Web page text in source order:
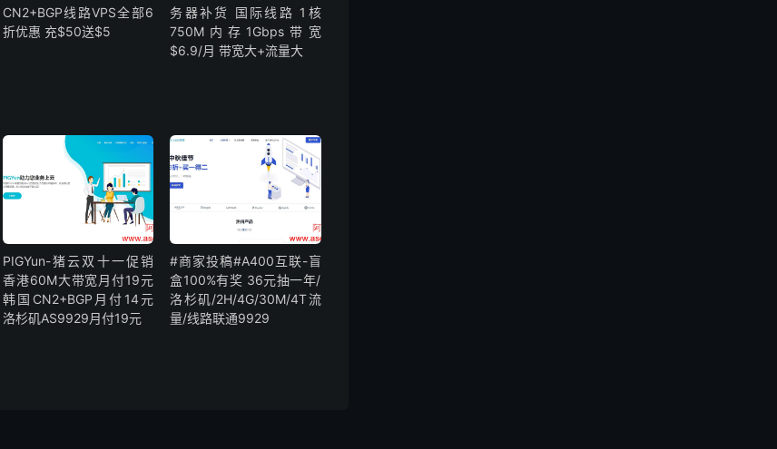
CN2+BGP线路VPS全部6
折优惠 充$50送$5
务器补货 国际线路 1核
750M内存1Gbps带宽
$6.9/月 带宽大+流量大
PIGYun-猪云双十一促销
香港60M大带宽月付19元
韩国CN2+BGP月付14元
洛杉矶AS9929月付19元
#商家投稿#A400互联-盲
盒100%有奖 36元抽一年/
洛杉矶/2H/4G/30M/4T流
量/线路联通9929